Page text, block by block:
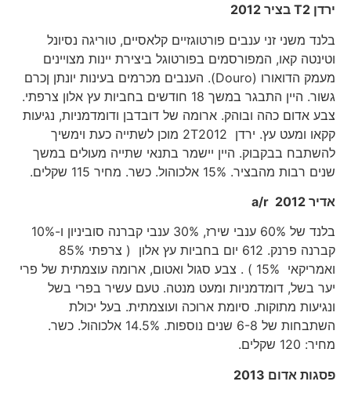
ירדן T2 בציר
2012
בלנד משני זני ענבים פורטוגזיים קלאסיים, טוריגה נסיונל
וטינטה קאו, המפורסמים בפורטוגל ביצירת יינות מצויינים
מעמק הדואורו (Douro). הענבים מכרמים בעינות יונתן ןכרם
גשור. היין התבגר במשך 18 חודשים בחביות עץ אלון צרפתי.
צבע אדום כהה ובוהק. ארומה של דובדבן ודומדמניות, נגיעות
קקאו ומעט עץ. ירדן 2T2012 מוכן לשתייה כעת וימשיך
להשתבח בבקבוק. היין יישמר בתנאי שתייה מעולים במשך
שנים רבות מהבציר. 15% אלכוהול. כשר. מחיר 115 שקלים.
אדיר
a/r2012
בלנד של 60% ענבי שירז, 30% ענבי קברנה סוביניון ו-10%
קברנה פרנק. 612 יום בחביות עץ אלון ( צרפתי 85%
ואמריקאי 15% ) . צבע סגול ואטום, ארומה עוצמתית של פרי
יער בשל, דומדמניות ומעט מנטה. טעם עשיר בפרי בשל
ונגיעות מתוקות. סיומת ארוכה ועוצמתית. בעל יכולת
השתבחות של 6-8 שנים נוספות. 14.5% אלכוהול. כשר.
מחיר: 120 שקלים.
פסגות אדום 2013